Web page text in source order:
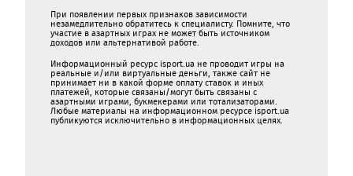
При появлении первых признаков зависимости
незамедлительно обратитесь к специалисту. Помните, что
участие в азартных играх не может быть источником
доходов или альтернативой работе.
Информационный ресурс isport.ua не проводит игры на
реальные и/или виртуальные деньги, также сайт не
принимает ни в какой форме oплaту ставок и иных
платежей, которые связаны/могут быть связаны c
азартными игрaми, букмекерами или тотализаторами.
Любые материалы на информационном ресурсе isport.ua
публикуютcя исключительно в информационных целях.